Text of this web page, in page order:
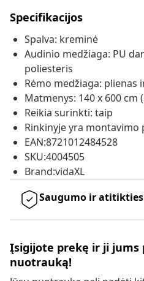
Specifikacijos
Spalva: kreminė
Audinio medžiaga: PU
poliesteris
Rėmo medžiaga: plienas
Matmenys: 140 x 600 cm
Reikia surinkti: taip
Rinkinyje yra montavimo
EAN:8721012484528
SKU:4004505
Brand:vidaXL
Saugumo ir
Įsigijote prekę ir ji jums
nuotrauką!